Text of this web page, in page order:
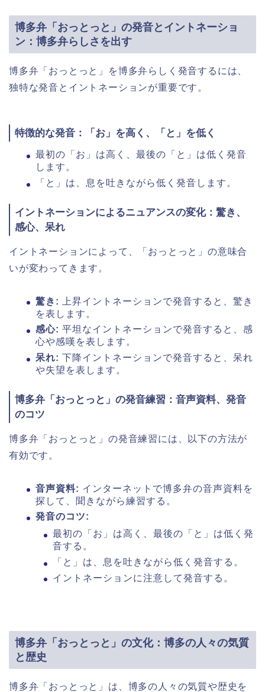
博多弁「おっとっと」の発音とイントネーショ
ン：博多弁らしさを出す
博多弁「おっとっと」を博多弁らしく発音するには、
独特な発音とイントネーションが重要です。
特徴的な発音：「お」を高く、「と」を低く
最初の「お」は高く、最後の「と」は低く発音
します。
「と」は、息を吐きながら低く発音します。
イントネーションによるニュアンスの変化：驚き、
感心、呆れ
イントネーションによって、「おっとっと」の意味合
いが変わってきます。
驚き:
上昇イントネーションで発音すると、驚き
を表します。
感心: 平坦なイントネーションで発音すると、感
心や感嘆を表します。
呆れ: 下降イントネーションで発音すると、呆れ
や失望を表します。
博多弁「おっとっと」の発音練習：音声資料、発音
のコツ
博多弁「おっとっと」の発音練習には、以下の方法が
有効です。
音声資料: インターネットで博多弁の音声資料を
探して、聞きながら練習する。
発音のコツ:
最初の「お」は高く、最後の「と」は低く発
音する。
「と」は、息を吐きながら低く発音する。
イントネーションに注意して発音する。
博多弁「おっとっと」の文化：博多の人々の気質
と歴史
博多弁「おっとっと」は、博多の人々の気質や歴史を